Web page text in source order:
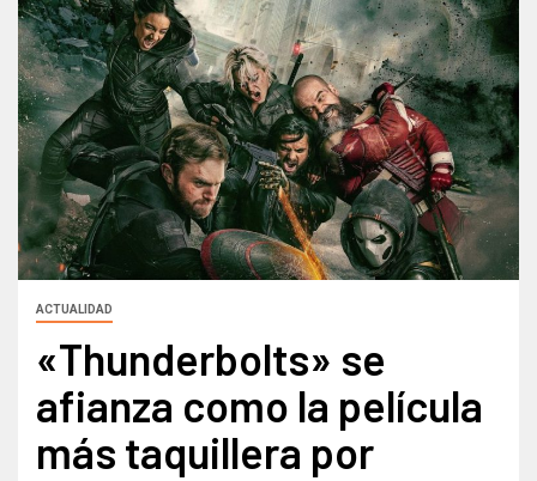
ACTUALIDAD
«Thunderbolts» se
afianza como la película
más taquillera por